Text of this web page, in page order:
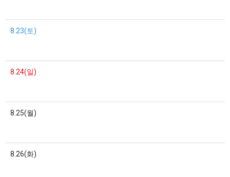
8.23(토)
8.24(일)
8.25(월)
8.26(화)